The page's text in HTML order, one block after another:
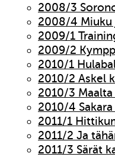
2008/3
2008/4 Miuku
2009/1
2009/2
2010/1
2010/2 Askel
2010/3
2010/4
2011/1
2011/2 Ja
2011/3 Särät